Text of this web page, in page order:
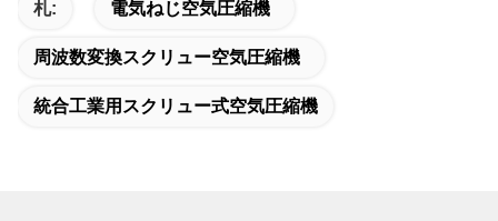
札: 電気ねじ空気圧縮機
周波数変換スクリュー空気圧縮機
統合工業用スクリュー式空気圧縮機